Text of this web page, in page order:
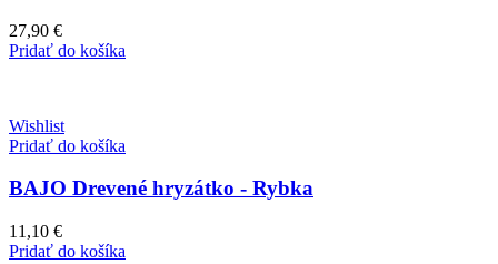
27,90 €
Pridať do košíka
Wishlist
Pridať do košíka
BAJO Drevené hryzátko - Rybka
11,10 €
Pridať do košíka